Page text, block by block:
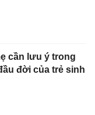
cần lưu ý trong
đời của trẻ sinh